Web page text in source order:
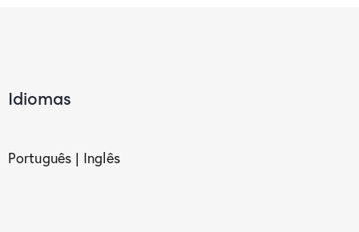
Idiomas
Português | Inglês